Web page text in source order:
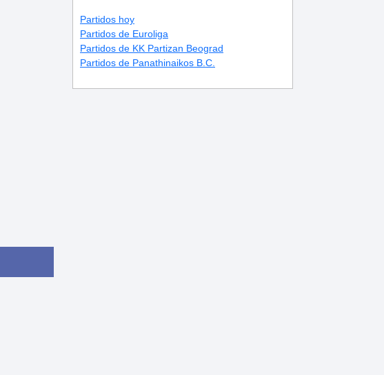
Partidos hoy
Partidos de Euroliga
Partidos de KK Partizan Beograd
Partidos de Panathinaikos B.C.